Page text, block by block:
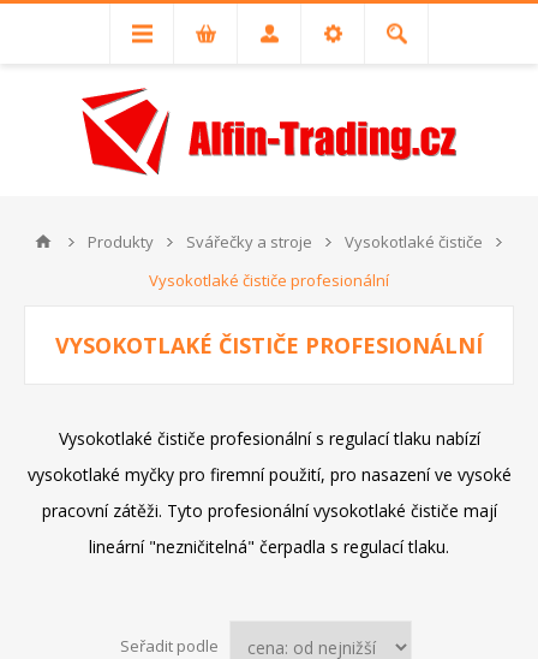
Produkty Svářečky a stroje
Vysokotlaké čističe
Vysokotlaké čističe profesionální
VYSOKOTLAKÉ ČISTIČE PROFESIONÁLNÍ
Vysokotlaké čističe profesionální s regulací tlaku nabízí
vysokotlaké myčky pro firemní použití, pro nasazení ve vysoké
pracovní zátěži. Tyto profesionální vysokotlaké čističe mají
lineární "nezničitelná" čerpadla s regulací tlaku.
Seřadit podle